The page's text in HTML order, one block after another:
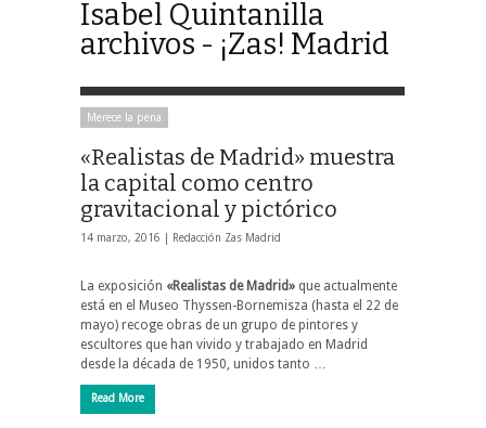
Isabel Quintanilla
archivos - ¡Zas! Madrid
Merece la pena
«Realistas de Madrid» muestra
la capital como centro
gravitacional y pictórico
14 marzo, 2016 | Redacción Zas Madrid
La exposición «Realistas de Madrid» que actualmente
está en el Museo Thyssen-Bornemisza (hasta el 22 de
mayo) recoge obras de un grupo de pintores y
escultores que han vivido y trabajado en Madrid
desde la década de 1950, unidos tanto …
Read More